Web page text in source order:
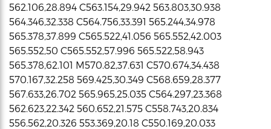
562.106,28.894 C563.154,29.942 563.803,30.938
564.346,32.338 C564.756,33.391 565.244,34.978
565.378,37.899 C565.522,41.056 565.552,42.003
565.552,50 C565.552,57.996 565.522,58.943
565.378,62.101 M570.82,37.631 C570.674,34.438
570.167,32.258 569.425,30.349 C568.659,28.377
567.633,26.702 565.965,25.035 C564.297,23.368
562.623,22.342 560.652,21.575 C558.743,20.834
556.562,20.326 553.369,20.18 C550.169,20.033